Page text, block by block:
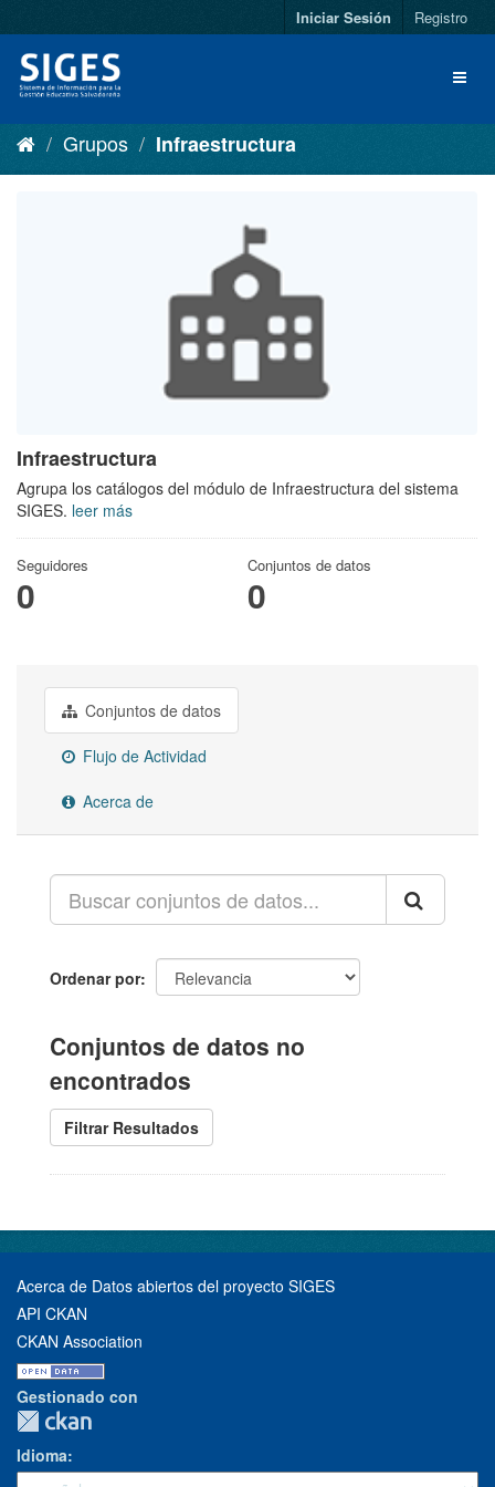
Iniciar Sesión Registro
Grupos Infraestructura
Infraestructura
Agrupa los catálogos del módulo de Infraestructura del sistema
SIGES. leer más
Seguidores
0
Conjuntos de datos
0
Conjuntos de datos
Flujo de Actividad
Acerca de
Ordenar por
Conjuntos de datos no
encontrados
Filtrar Resultados
Acerca de Datos abiertos del proyecto SIGES
API CKAN
CKAN Association
Gestionado con
Idioma